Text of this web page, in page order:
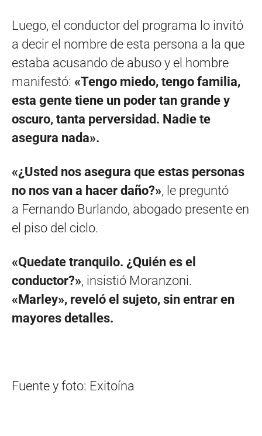
Luego, el conductor del programa lo invitó
a decir el nombre de esta persona a la que
estaba acusando de abuso y el hombre
manifestó: «Tengo miedo, tengo familia,
esta gente tiene un poder tan grande y
oscuro, tanta perversidad. Nadie te
asegura nada».
«¿Usted nos asegura que estas personas
no nos van a hacer daño?», le preguntó
a Fernando Burlando, abogado presente en
el piso del ciclo.
«Quedate tranquilo. ¿Quién es el
conductor?», insistió Moranzoni.
«Marley», reveló el sujeto, sin entrar en
mayores detalles.
Fuente y foto: Exitoína